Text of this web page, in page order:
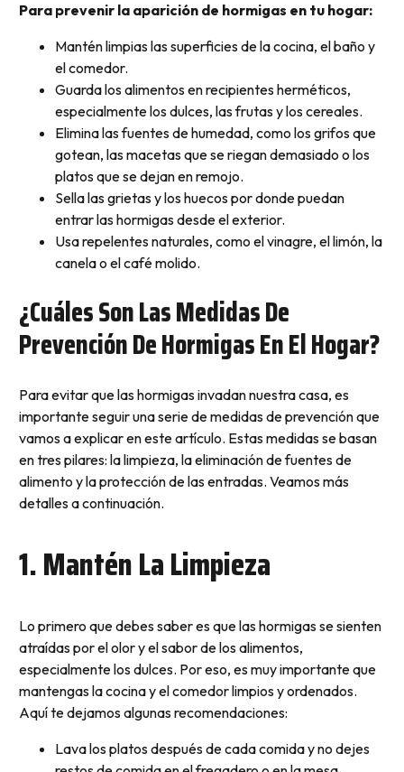
Para prevenir la aparición de hormigas en tu hogar:
Mantén limpias las superficies de la cocina, el baño y
el comedor.
Guarda los alimentos en recipientes herméticos,
especialmente los dulces, las frutas y los cereales.
Elimina las fuentes de humedad, como los grifos que
gotean, las macetas que se riegan demasiado o los
platos que se dejan en remojo.
Sella las grietas y los huecos por donde puedan
entrar las hormigas desde el exterior.
Usa repelentes naturales, como el vinagre, el limón, la
canela o el café molido.
¿Cuáles Son Las Medidas De
Prevención De Hormigas En El Hogar?
Para evitar que las hormigas invadan nuestra casa, es
importante seguir una serie de medidas de prevención que
vamos a explicar en este artículo. Estas medidas se basan
en tres pilares: la limpieza, la eliminación de fuentes de
alimento y la protección de las entradas. Veamos más
detalles a continuación.
1. Mantén La Limpieza
Lo primero que debes saber es que las hormigas se sienten
atraídas por el olor y el sabor de los alimentos,
especialmente los dulces. Por eso, es muy importante que
mantengas la cocina y el comedor limpios y ordenados.
Aquí te dejamos algunas recomendaciones:
Lava los platos después de cada comida y no dejes